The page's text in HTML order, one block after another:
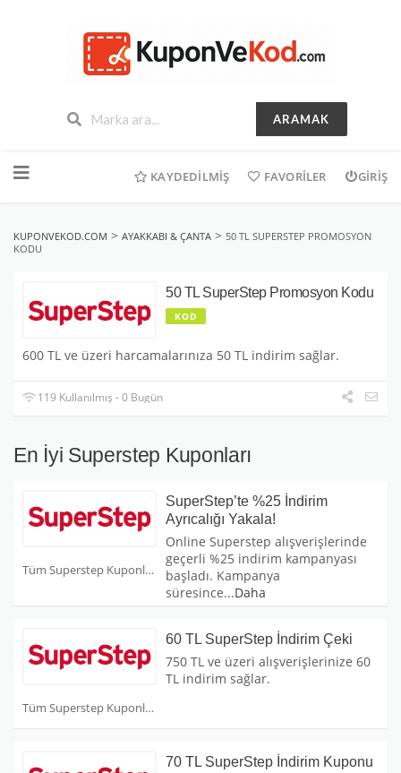
ARAMAK
geç
KAYDEDILMIŞ FAVORILER GIRIŞ
KUPONVEKOD.COM > AYAKKABI & ÇANTA > 50 TL SUPERSTEP PROMOSYON
KODU
50 TL SuperStep Promosyon Kodu
KOD
600 TL ve üzeri harcamalarınıza 50 TL indirim sağlar.
119 Kullanılmış - 0 Bugün
En İyi Superstep Kuponları
Tüm Superstep Kuponları
SuperStep’te %25 İndirim
Ayrıcalığı Yakala!
Online Superstep alışverişlerinde
geçerli %25 indirim kampanyası
başladı. Kampanya
süresince...Daha
Tüm Superstep Kuponları
60 TL SuperStep İndirim Çeki
750 TL ve üzeri alışverişlerinize 60
TL indirim sağlar.
70 TL SuperStep İndirim Kuponu